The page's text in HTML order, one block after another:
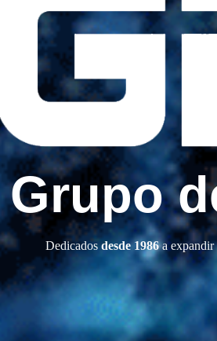
Grupo
Dedicados desde 1986a expandir